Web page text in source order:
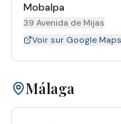
Mobalpa
39 Avenida de Mijas
Voir sur Google Maps
Málaga